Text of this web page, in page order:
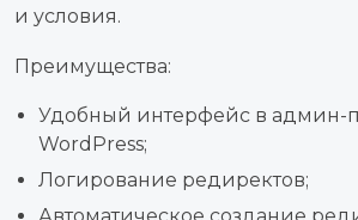
и условия.
Преимущества:
Удобный интерфейс в админ-
WordPress;
Логирование редиректов;